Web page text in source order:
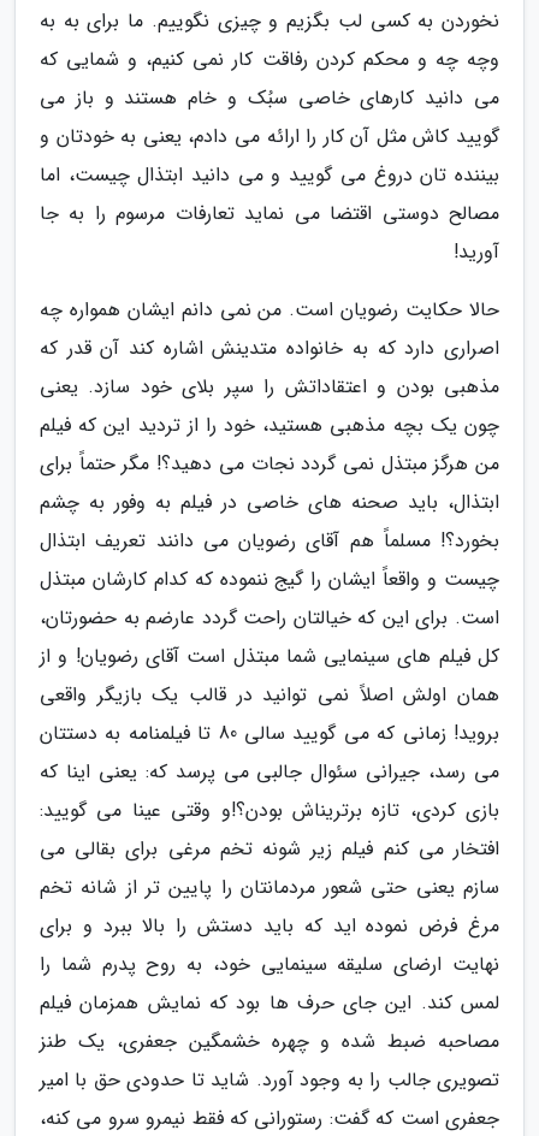
نخوردن به کسی لب بگزیم و چیزی نگوییم. ما برای به به
وچه چه و محکم کردن رفاقت کار نمی کنیم، و شمایی که
می دانید کارهای خاصی سبُک و خام هستند و باز می
گویید کاش مثل آن کار را ارائه می دادم، یعنی به خودتان و
بیننده تان دروغ می گویید و می دانید ابتذال چیست، اما
مصالح دوستی اقتضا می نماید تعارفات مرسوم را به جا
آورید!
حالا حکایت رضویان است. من نمی دانم ایشان همواره چه
اصراری دارد که به خانواده متدینش اشاره کند آن قدر که
مذهبی بودن و اعتقاداتش را سپر بلای خود سازد. یعنی
چون یک بچه مذهبی هستید، خود را از تردید این که فیلم
من هرگز مبتذل نمی گردد نجات می دهید؟! مگر حتماً برای
ابتذال، باید صحنه های خاصی در فیلم به وفور به چشم
بخورد؟! مسلماً هم آقای رضویان می دانند تعریف ابتذال
چیست و واقعاً ایشان را گیج ننموده که کدام کارشان مبتذل
است. برای این که خیالتان راحت گردد عارضم به حضورتان،
کل فیلم های سینمایی شما مبتذل است آقای رضویان! و از
همان اولش اصلاً نمی توانید در قالب یک بازیگر واقعی
بروید! زمانی که می گویید سالی 80 تا فیلمنامه به دستتان
می رسد، جیرانی سئوال جالبی می پرسد که: یعنی اینا که
بازی کردی، تازه برتریناش بودن؟!و وقتی عینا می گویید:
افتخار می کنم فیلم زیر شونه تخم مرغی برای بقالی می
سازم یعنی حتی شعور مردمانتان را پایین تر از شانه تخم
مرغ فرض نموده اید که باید دستش را بالا ببرد و برای
نهایت ارضای سلیقه سینمایی خود، به روح پدرم شما را
لمس کند. این جای حرف ها بود که نمایش همزمان فیلم
مصاحبه ضبط شده و چهره خشمگین جعفری، یک طنز
تصویری جالب را به وجود آورد. شاید تا حدودی حق با امیر
جعفری است که گفت: رستورانی که فقط نیمرو سرو می کنه،